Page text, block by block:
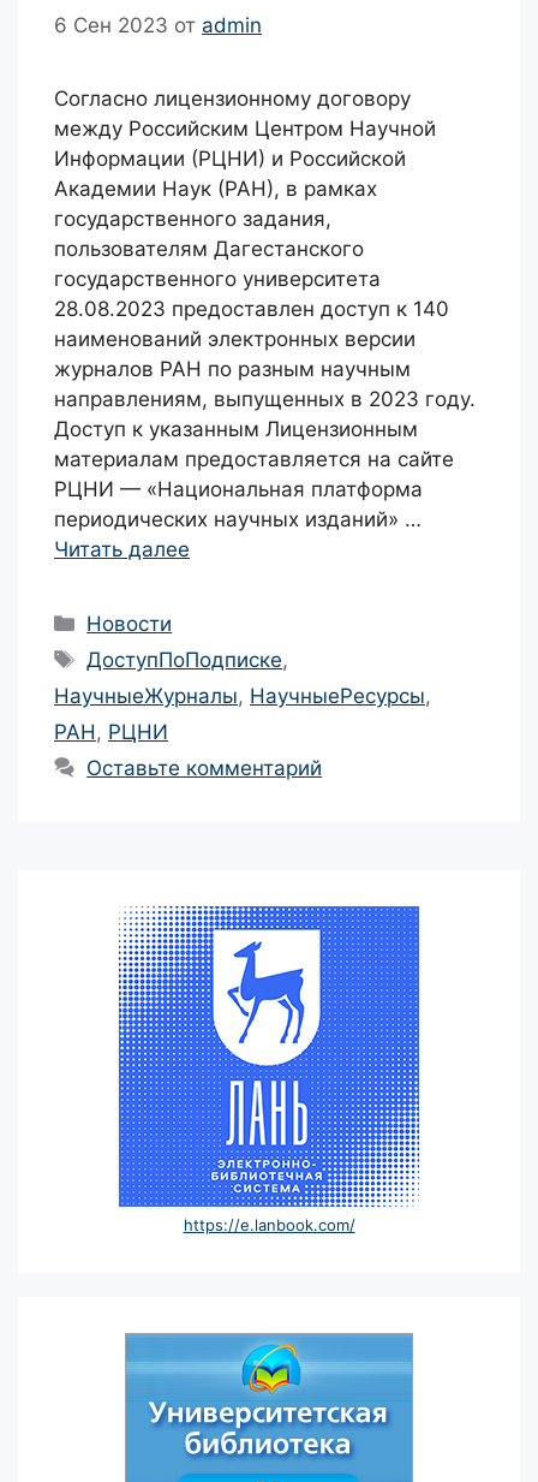
6 Сен 2023 от admin
Согласно лицензионному договору
между Российским Центром Научной
Информации (РЦНИ) и Российской
Академии Наук (РАН), в рамках
государственного задания,
пользователям Дагестанского
государственного университета
28.08.2023 предоставлен доступ к 140
наименований электронных версии
журналов РАН по разным научным
направлениям, выпущенных в 2023 году.
Доступ к указанным Лицензионным
материалам предоставляется на сайте
РЦНИ — «Национальная платформа
периодических научных изданий» …
Читать далее
Рубрики
Новости
Метки
ДоступПоПодписке,
НаучныеЖурналы, НаучныеРесурсы,
РАН , РЦНИ
Оставьте комментарий
https://e.lanbook.com/